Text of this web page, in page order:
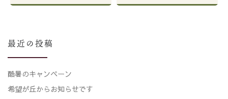
最近の投稿
酷暑のキャンペーン
希望が丘からお知らせです